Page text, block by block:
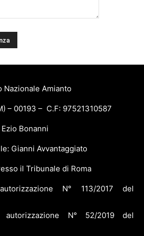
Nazionale Amianto
– 00193 – C.F: 97521310587
Bonanni
Gianni Avvantaggiato
il Tribunale di Roma
N° 113/2017 del
autorizzazione N° 52/2019 del